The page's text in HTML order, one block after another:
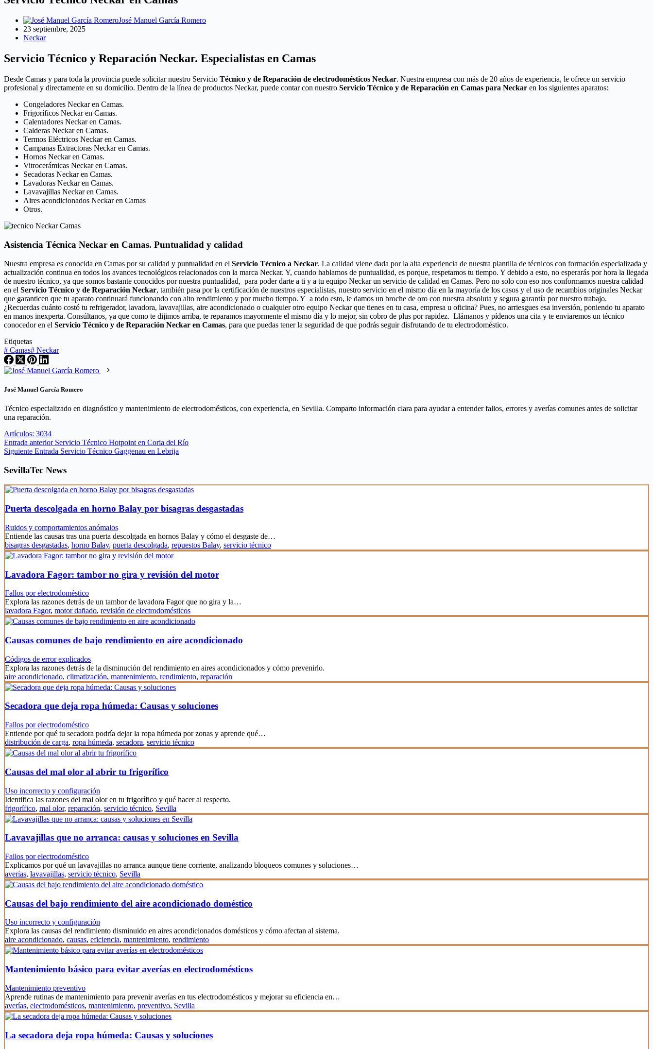
José Manuel García Romero
23 septiembre, 2025
Neckar
Servicio Técnico y Reparación Neckar. Especialistas en Camas
Desde Camas y para toda la provincia puede solicitar nuestro Servicio Técnico y de Reparación de electrodomésticos Neckar. Nuestra empresa con más de 20 años de experiencia, le ofrece un servicio
profesional y directamente en su domicilio. Dentro de la línea de productos Neckar, puede contar con nuestro Servicio Técnico y de Reparación en Camas para Neckar en los siguientes aparatos:
Congeladores Neckar en Camas.
Frigoríficos Neckar en Camas.
Calentadores Neckar en Camas.
Calderas Neckar en Camas.
Termos Eléctricos Neckar en Camas.
Campanas Extractoras Neckar en Camas.
Hornos Neckar en Camas.
Vitrocerámicas Neckar en Camas.
Secadoras Neckar en Camas.
Lavadoras Neckar en Camas.
Lavavajillas Neckar en Camas.
Aires acondicionados Neckar en Camas
Otros.
Asistencia Técnica Neckar en Camas. Puntualidad y calidad
Nuestra empresa es conocida en Camas por su calidad y puntualidad en el Servicio Técnico a Neckar. La calidad viene dada por la alta experiencia de nuestra plantilla de técnicos con formación especializada y
actualización continua en todos los avances tecnológicos relacionados con la marca Neckar. Y, cuando hablamos de puntualidad, es porque, respetamos tu tiempo. Y debido a esto, no esperarás por hora la llegada
de nuestro técnico, ya que somos bastante conocidos por nuestra puntualidad, para poder darte a ti y a tu equipo Neckar un servicio de calidad en Camas. Pero no solo con eso nos conformamos nuestra calidad
en el Servicio Técnico y de Reparación Neckar, también pasa por la certificación de nuestros especialistas, nuestro servicio en el mismo día en la mayoría de los casos y el uso de recambios originales Neckar
que garanticen que tu aparato continuará funcionando con alto rendimiento y por mucho tiempo. Y a todo esto, le damos un broche de oro con nuestra absoluta y segura garantía por nuestro trabajo.
¿Recuerdas cuánto costó tu refrigerador, lavadora, lavavajillas, aire acondicionado o cualquier otro equipo Neckar que tienes en tu casa, empresa u oficina? Pues, no arriesgues esa inversión, poniendo tu aparato
en manos inexperta. Consúltanos, ya que como te dijimos arriba, te reparamos mayormente el mismo día y lo mejor, sin cobro de plus por rapidez. Llámanos y pídenos una cita y te enviaremos un técnico
conocedor en el Servicio Técnico y de Reparación Neckar en Camas, para que puedas tener la seguridad de que podrás seguir disfrutando de tu electrodoméstico.
Etiquetas
# Camas# Neckar
José Manuel García Romero
Técnico especializado en diagnóstico y mantenimiento de electrodomésticos, con experiencia, en Sevilla. Comparto información clara para ayudar a entender fallos, errores y averías comunes antes de solicitar
una reparación.
Artículos: 3034
Entrada anterior Servicio Técnico Hotpoint en Coria del Río
Siguiente Entrada Servicio Técnico Gaggenau en Lebrija
SevillaTec News
Puerta descolgada en horno Balay por bisagras desgastadas
Ruidos y comportamientos anómalos
Entiende las causas tras una puerta descolgada en hornos Balay y cómo el desgaste de…
bisagras desgastadas, horno Balay, puerta descolgada, repuestos Balay, servicio técnico
Lavadora Fagor: tambor no gira y revisión del motor
Fallos por electrodoméstico
Explora las razones detrás de un tambor de lavadora Fagor que no gira y la…
lavadora Fagor, motor dañado, revisión de electrodomésticos
Causas comunes de bajo rendimiento en aire acondicionado
Códigos de error explicados
Explora las razones detrás de la disminución del rendimiento en aires acondicionados y cómo prevenirlo.
aire acondicionado, climatización, mantenimiento, rendimiento, reparación
Secadora que deja ropa húmeda: Causas y soluciones
Fallos por electrodoméstico
Entiende por qué tu secadora podría dejar la ropa húmeda por zonas y aprende qué…
distribución de carga, ropa húmeda, secadora, servicio técnico
Causas del mal olor al abrir tu frigorífico
Uso incorrecto y configuración
Identifica las razones del mal olor en tu frigorífico y qué hacer al respecto.
frigorífico, mal olor, reparación, servicio técnico, Sevilla
Lavavajillas que no arranca: causas y soluciones en Sevilla
Fallos por electrodoméstico
Explicamos por qué un lavavajillas no arranca aunque tiene corriente, analizando bloqueos comunes y soluciones…
averías, lavavajillas, servicio técnico, Sevilla
Causas del bajo rendimiento del aire acondicionado doméstico
Uso incorrecto y configuración
Explora las causas del rendimiento disminuido en aires acondicionados domésticos y cómo afectan al sistema.
aire acondicionado, causas, eficiencia, mantenimiento, rendimiento
Mantenimiento básico para evitar averías en electrodomésticos
Mantenimiento preventivo
Aprende rutinas de mantenimiento para prevenir averías en tus electrodomésticos y mejorar su eficiencia en…
averías, electrodomésticos, mantenimiento, preventivo, Sevilla
La secadora deja ropa húmeda: Causas y soluciones